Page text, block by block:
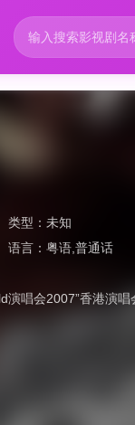
类型： 未知
语言： 粤语,普通话
演唱会2007”香港演